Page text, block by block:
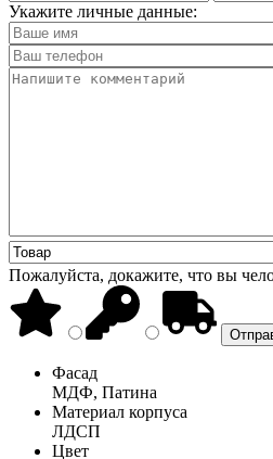
Укажите личные данные:
Пожалуйста, докажите, что вы
Фасад
МДФ, Патина
Материал корпуса
ЛДСП
Цвет